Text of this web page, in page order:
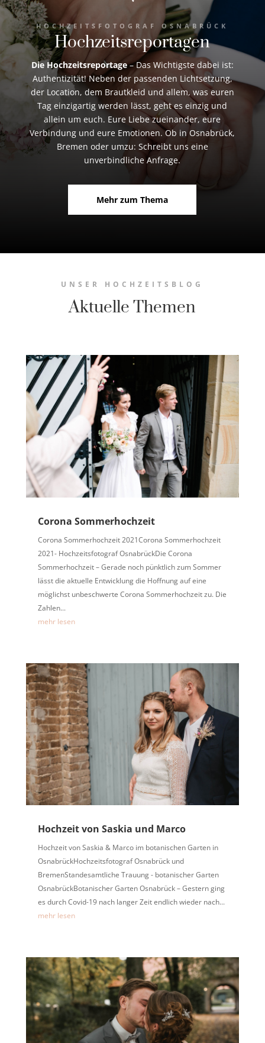
HOCHZEITSFOTOGRAF OSNABRÜCK
Hochzeitsreportagen
Die Hochzeitsreportage– Das Wichtigste dabei ist:
Authentizität! Neben der passenden Lichtsetzung,
der Location, dem Brautkleid und allem, was euren
Tag einzigartig werden lässt, geht es einzig und
allein um euch. Eure Liebe zueinander, eure
Verbindung und eure Emotionen. Ob in Osnabrück,
Bremen oder umzu: Schreibt uns eine
unverbindliche Anfrage.
Mehr zum Thema
UNSER HOCHZEITSBLOG
Aktuelle Themen
Corona Sommerhochzeit
Corona Sommerhochzeit 2021Corona Sommerhochzeit
2021- Hochzeitsfotograf OsnabrückDie Corona
Sommerhochzeit – Gerade noch pünktlich zum Sommer
lässt die aktuelle Entwicklung die Hoffnung auf eine
möglichst unbeschwerte Corona Sommerhochzeit zu. Die
Zahlen...
mehr lesen
Hochzeit von Saskia und Marco
Hochzeit von Saskia & Marco im botanischen Garten in
OsnabrückHochzeitsfotograf Osnabrück und
BremenStandesamtliche Trauung - botanischer Garten
OsnabrückBotanischer Garten Osnabrück – Gestern ging
es durch Covid-19 nach langer Zeit endlich wieder nach...
mehr lesen